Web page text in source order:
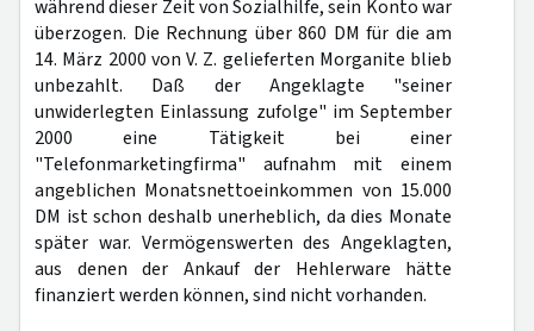
während dieser Zeit von Sozialhilfe, sein Konto war
überzogen. Die Rechnung über 860 DM für die am
14. März 2000 von V. Z. gelieferten Morganite blieb
unbezahlt. Daß der Angeklagte "seiner
unwiderlegten Einlassung zufolge" im September
2000 eine Tätigkeit bei einer
"Telefonmarketingfirma" aufnahm mit einem
angeblichen Monatsnettoeinkommen von 15.000
DM ist schon deshalb unerheblich, da dies Monate
später war. Vermögenswerten des Angeklagten,
aus denen der Ankauf der Hehlerware hätte
finanziert werden können, sind nicht vorhanden.